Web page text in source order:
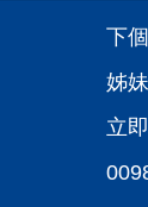
下
姊
立